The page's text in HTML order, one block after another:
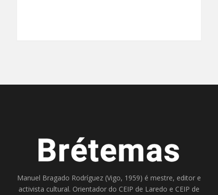
Manuel Bragado Rodríguez (Vigo, 1959) é mestre, editor e
activista cultural. Orientador do CEIP de Laredo e CEIP de